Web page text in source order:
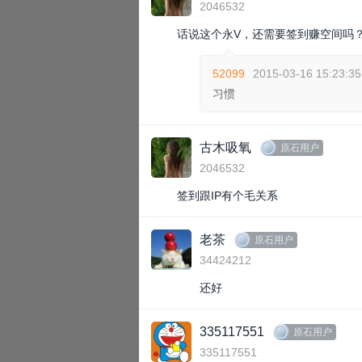
2046532
话说这个永V，还需要签到赚空间吗
52099
2015-03-16 15:23:35
习惯
古木吸氧 原石用户
2046532
签到跟IP有个毛关系
老茶 原石用户
34424212
还好
335117551 原石用户
335117551